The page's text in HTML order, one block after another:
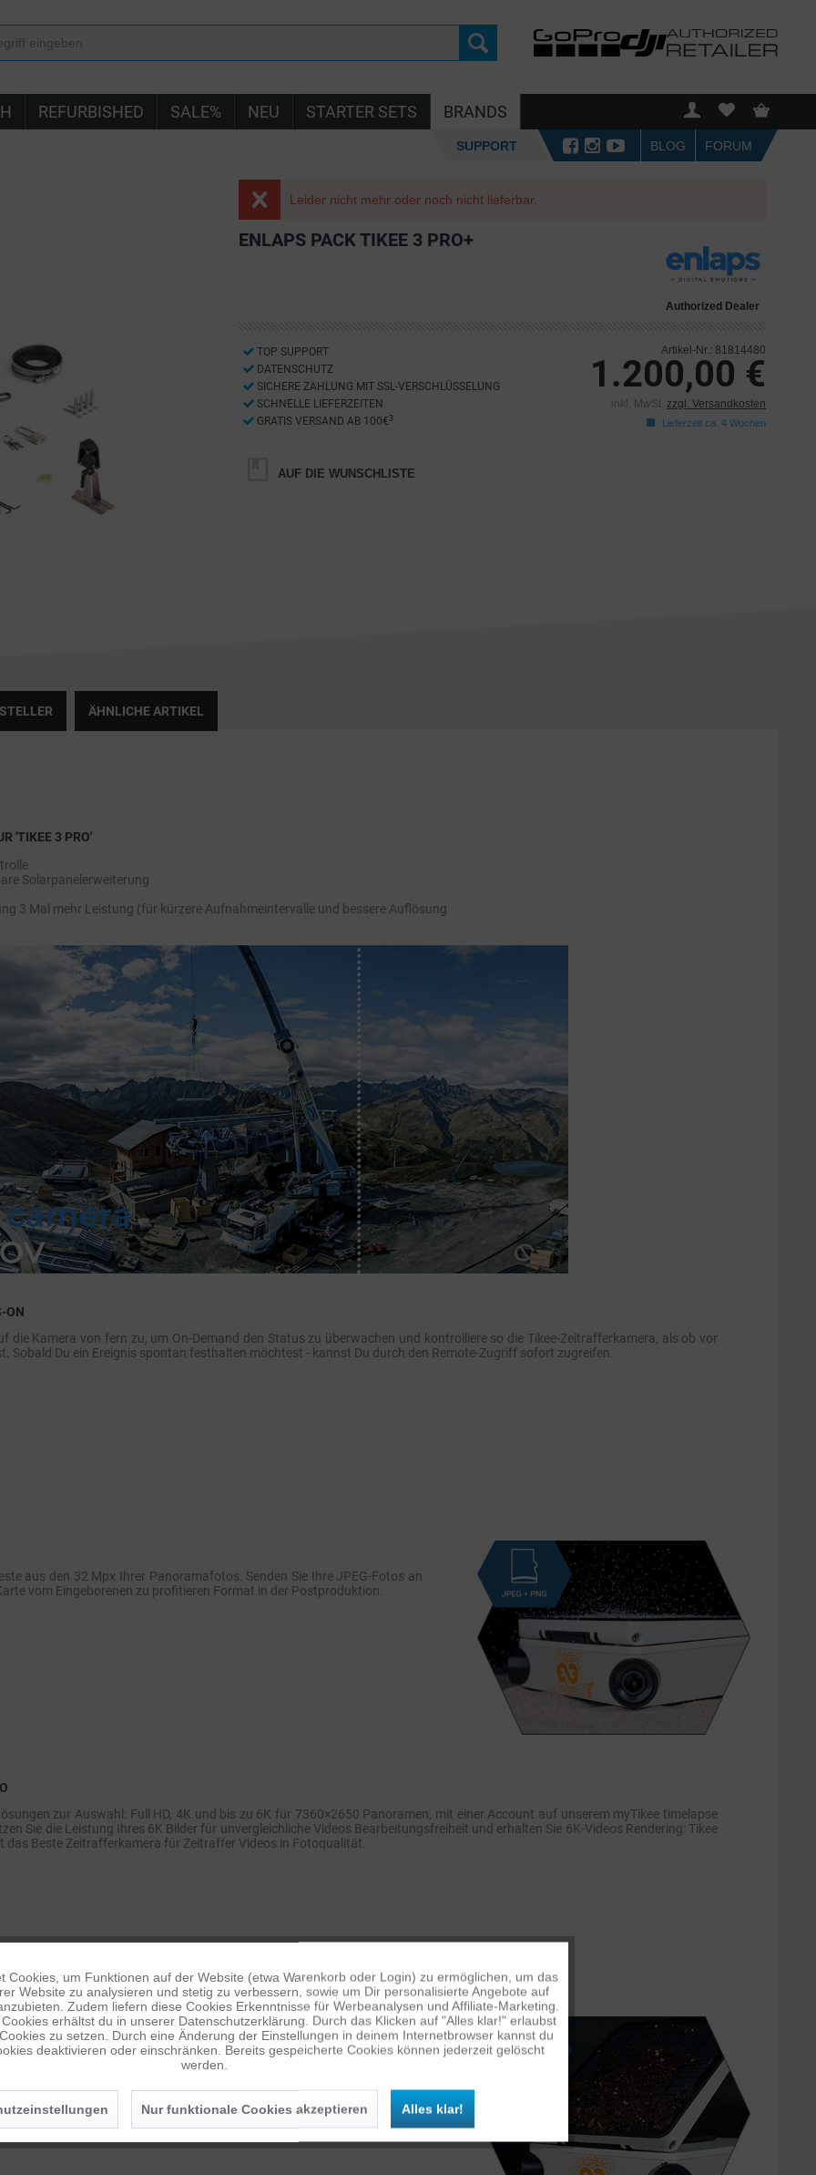
REFURBISHED SALE% NEU STARTER SETS BRANDS
SUPPORT BLOG FORUM
Leider nicht mehr oder noch nicht lieferbar.
ENLAPS PACK TIKEE 3 PRO+
Authorized Dealer
TOP SUPPORT
DATENSCHUTZ
SICHERE ZAHLUNG MIT SSL-VERSCHLÜSSELUNG
SCHNELLE LIEFERZEITEN
GRATIS VERSAND AB 100€ 3
Artikel-Nr.: 81814480
1.200,00 €
inkl. MwSt.zzgl. Versandkosten
Lieferzeit ca. 4 Wochen
AUF DIE WUNSCHLISTE
ÄHNLICHE ARTIKEL
'TIKEE 3 PRO'
Solarpanelerweiterung
3 Mal mehr Leistung (für kürzere Aufnahmeintervalle und bessere Auflösung
ON
die Kamera von fern zu, um On-Demand den Status zu überwachen und kontrolliere so die Tikee-Zeitrafferkamera, als ob vor
Sobald Du ein Ereignis spontan festhalten möchtest - kannst Du durch den Remote-Zugriff sofort zugreifen.
aus den 32 Mpx Ihrer Panoramafotos. Senden Sie Ihre JPEG-Fotos an
vom Eingeborenen zu profitieren Format in der Postproduktion.
zur Auswahl: Full HD, 4K und bis zu 6K für 7360×2650 Panoramen, mit einer Account auf unserem myTikee timelapse
Sie die Leistung Ihres 6K Bilder für unvergleichliche Videos Bearbeitungsfreiheit und erhalten Sie 6K-Videos Rendering: Tikee
das Beste Zeitrafferkamera für Zeitraffer Videos in Fotoqualität.
ausgestattet eingebettetes GPS, das gibt Sie seinen genauen Standort.
zwischen Ihren verschiedenen Standpunkte.
Aktiv
Inaktiv
Inaktiv
Inaktiv
Cookies, um Funktionen auf der Website (etwa Warenkorb oder Login) zu ermöglichen, um das
Website zu analysieren und stetig zu verbessern, sowie um Dir personalisierte Angebote auf
Zudem liefern diese Cookies Erkenntnisse für Werbeanalysen und Affiliate-Marketing.
erhältst du in unserer Datenschutzerklärung. Durch das Klicken auf "Alles klar!" erlaubst
zu setzen. Durch eine Änderung der Einstellungen in deinem Internetbrowser kannst du
deaktivieren oder einschränken. Bereits gespeicherte Cookies können jederzeit gelöscht
werden.
Nur funktionale Cookies akzeptieren Alles klar!